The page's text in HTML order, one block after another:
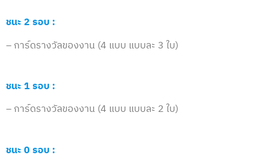
ชนะ 2 รอบ :
– การ์ดรางวัลของงาน (4 แบบ แบบละ 3 ใบ)
ชนะ 1 รอบ :
– การ์ดรางวัลของงาน (4 แบบ แบบละ 2 ใบ)
ชนะ 0 รอบ :